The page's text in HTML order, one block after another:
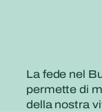
La fede nel
permette di
della nostra